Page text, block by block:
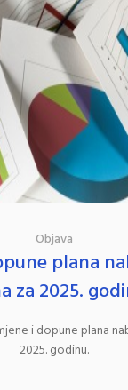
Objava
plana
za 2025.
i dopune plana
2025. godinu.